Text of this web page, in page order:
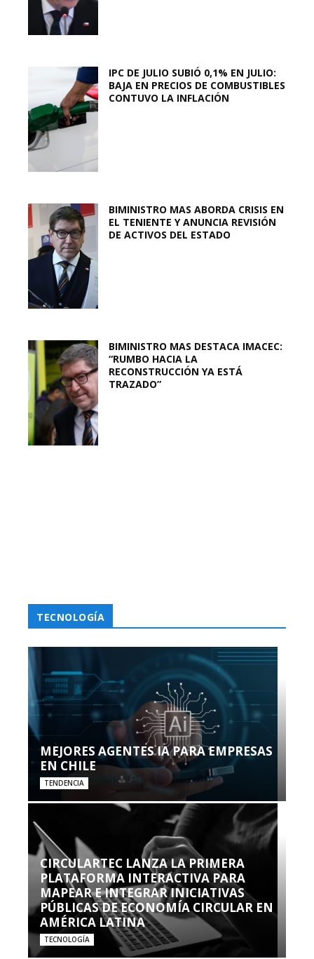
IPC DE JULIO SUBIÓ 0,1% EN JULIO:
BAJA EN PRECIOS DE COMBUSTIBLES
CONTUVO LA INFLACIÓN
BIMINISTRO MAS ABORDA CRISIS EN
EL TENIENTE Y ANUNCIA REVISIÓN
DE ACTIVOS DEL ESTADO
BIMINISTRO MAS DESTACA IMACEC:
“RUMBO HACIA LA
RECONSTRUCCIÓN YA ESTÁ
TRAZADO”
TECNOLOGÍA
MEJORES AGENTES IA PARA EMPRESAS
EN CHILE
TENDENCIA
CIRCULARTEC LANZA LA PRIMERA
PLATAFORMA INTERACTIVA PARA
MAPEAR E INTEGRAR INICIATIVAS
PÚBLICAS DE ECONOMÍA CIRCULAR EN
AMÉRICA LATINA
TECNOLOGÍA